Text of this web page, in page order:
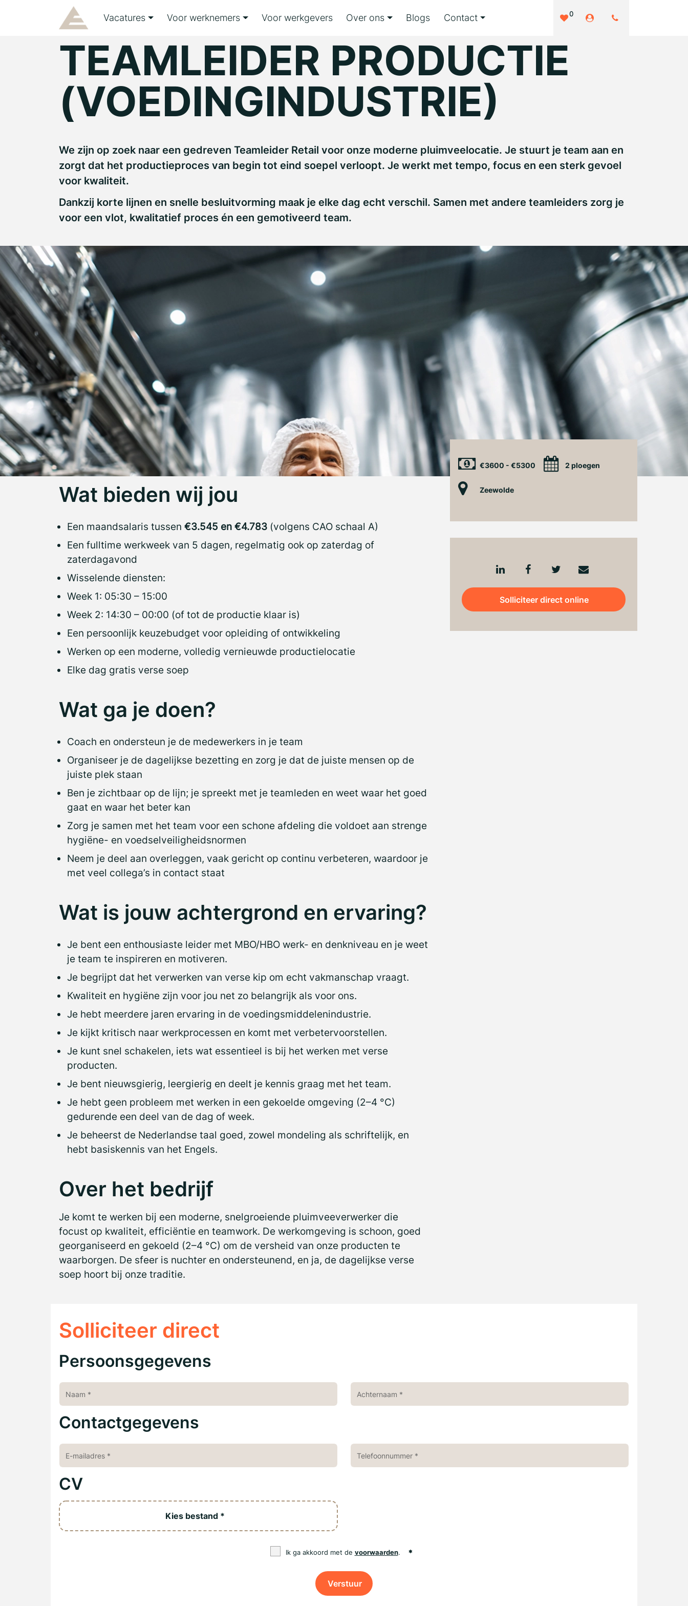
Vacatures Voor werknemers Voor werkgevers Over ons Blogs Contact 0
TEAMLEIDER PRODUCTIE
(VOEDINGINDUSTRIE)
We zijn op zoek naar een gedreven Teamleider Retail voor onze moderne pluimveelocatie. Je stuurt je team aan en
zorgt dat het productieproces van begin tot eind soepel verloopt. Je werkt met tempo, focus en een sterk gevoel
voor kwaliteit.
Dankzij korte lijnen en snelle besluitvorming maak je elke dag echt verschil. Samen met andere teamleiders zorg je
voor een vlot, kwalitatief proces én een gemotiveerd team.
Wat bieden wij jou
Een maandsalaris tussen €3.545 en €4.783 (volgens CAO schaal A)
Een fulltime werkweek van 5 dagen, regelmatig ook op zaterdag of
zaterdagavond
Wisselende diensten:
Week 1: 05:30 – 15:00
Week 2: 14:30 – 00:00 (of tot de productie klaar is)
Een persoonlijk keuzebudget voor opleiding of ontwikkeling
Werken op een moderne, volledig vernieuwde productielocatie
Elke dag gratis verse soep
Wat ga je doen?
Coach en ondersteun je de medewerkers in je team
Organiseer je de dagelijkse bezetting en zorg je dat de juiste mensen op de
juiste plek staan
Ben je zichtbaar op de lijn; je spreekt met je teamleden en weet waar het goed
gaat en waar het beter kan
Zorg je samen met het team voor een schone afdeling die voldoet aan strenge
hygiëne- en voedselveiligheidsnormen
Neem je deel aan overleggen, vaak gericht op continu verbeteren, waardoor je
met veel collega’s in contact staat
Wat is jouw achtergrond en ervaring?
Je bent een enthousiaste leider met MBO/HBO werk- en denkniveau en je weet
je team te inspireren en motiveren.
Je begrijpt dat het verwerken van verse kip om echt vakmanschap vraagt.
Kwaliteit en hygiëne zijn voor jou net zo belangrijk als voor ons.
Je hebt meerdere jaren ervaring in de voedingsmiddelenindustrie.
Je kijkt kritisch naar werkprocessen en komt met verbetervoorstellen.
Je kunt snel schakelen, iets wat essentieel is bij het werken met verse
producten.
Je bent nieuwsgierig, leergierig en deelt je kennis graag met het team.
Je hebt geen probleem met werken in een gekoelde omgeving (2–4 °C)
gedurende een deel van de dag of week.
Je beheerst de Nederlandse taal goed, zowel mondeling als schriftelijk, en
hebt basiskennis van het Engels.
Over het bedrijf
Je komt te werken bij een moderne, snelgroeiende pluimveeverwerker die
focust op kwaliteit, efficiëntie en teamwork. De werkomgeving is schoon, goed
georganiseerd en gekoeld (2–4 °C) om de versheid van onze producten te
waarborgen. De sfeer is nuchter en ondersteunend, en ja, de dagelijkse verse
soep hoort bij onze traditie.
€3600 - €5300 2 ploegen
Zeewolde
Solliciteer direct online
Solliciteer direct
Persoonsgegevens
Contactgegevens
CV
Kies bestand *
Ik ga akkoord met de voorwaarden.
Verstuur